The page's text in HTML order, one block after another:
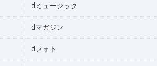
dミュージック
dマガジン
dフォト